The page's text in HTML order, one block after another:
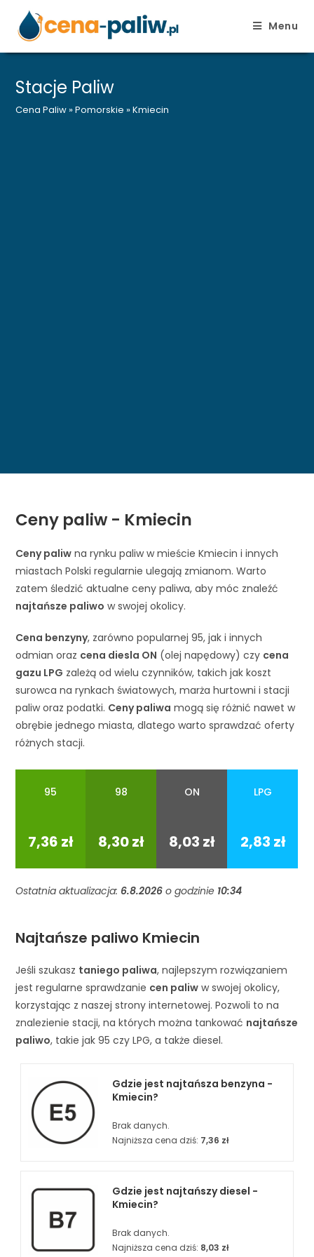
content
Menu
Stacje Paliw
Cena Paliw »Pomorskie »Kmiecin
Ceny paliw - Kmiecin
Ceny paliw na rynku paliw w mieście Kmiecin i innych
miastach Polski regularnie ulegają zmianom. Warto
zatem śledzić aktualne ceny paliwa, aby móc znaleźć
najtańsze paliwo w swojej okolicy.
Cena benzyny, zarówno popularnej 95, jak i innych
odmian oraz cena diesla ON (olej napędowy) czy cena
gazu LPG zależą od wielu czynników, takich jak koszt
surowca na rynkach światowych, marża hurtowni i stacji
paliw oraz podatki. Ceny paliwa mogą się różnić nawet w
obrębie jednego miasta, dlatego warto sprawdzać oferty
różnych stacji.
95 98 ON LPG
7,36 zł 8,30 zł 8,03 zł 2,83 zł
Ostatnia aktualizacja: 6.8.2026 o godzinie 10:34
Najtańsze paliwo Kmiecin
Jeśli szukasz taniego paliwa, najlepszym rozwiązaniem
jest regularne sprawdzanie cen paliw w swojej okolicy,
korzystając z naszej strony internetowej. Pozwoli to na
znalezienie stacji, na których można tankować najtańsze
paliwo, takie jak 95 czy LPG, a także diesel.
Gdzie jest najtańsza benzyna -
Kmiecin?
Brak danych.
Najniższa cena dziś: 7,36 zł
Gdzie jest najtańszy diesel -
Kmiecin?
Brak danych.
Najniższa cena dziś: 8,03 zł